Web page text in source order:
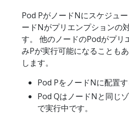
Pod PがノードNにスケジュ
ードNがプリエンプションの
す。 他のノードのPodがプリ
みPが実行可能になることも
します。
Pod PをノードNに配置す
Pod QはノードNと同じ
で実行中です。